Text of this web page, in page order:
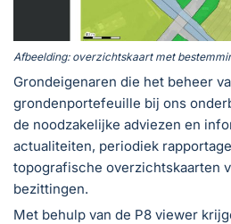
Afbeelding: overzichtskaart met
Grondeigenaren die het beheer
grondenportefeuille bij ons
de noodzakelijke adviezen en
actualiteiten, periodiek
topografische overzichtskaarten
bezittingen.
Met behulp van de P8 viewer